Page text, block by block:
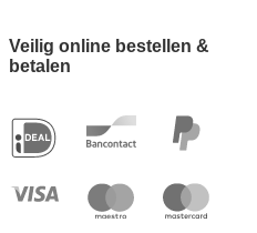
Veilig online bestellen &
betalen